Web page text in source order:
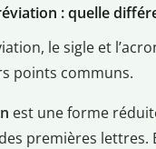
: quelle
le sigle et
points communs.
est une forme
premières